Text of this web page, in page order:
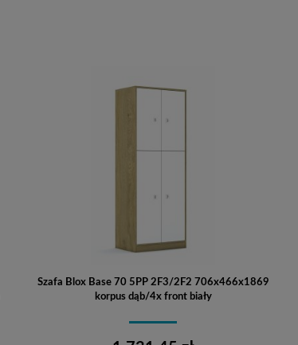
Szafa Blox Base 70 5PP 2F3/2F2 706x466x1869
korpus dąb/4x front biały